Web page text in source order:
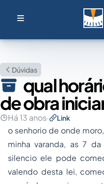
Dúvidas
qual
de obra
Há 13 anos· Link
o senhorio de onde
minha varanda, as 7
silencio ele pode
valendo desta lei,